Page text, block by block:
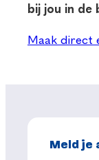
bij jou in de
Maak direct
Meld je